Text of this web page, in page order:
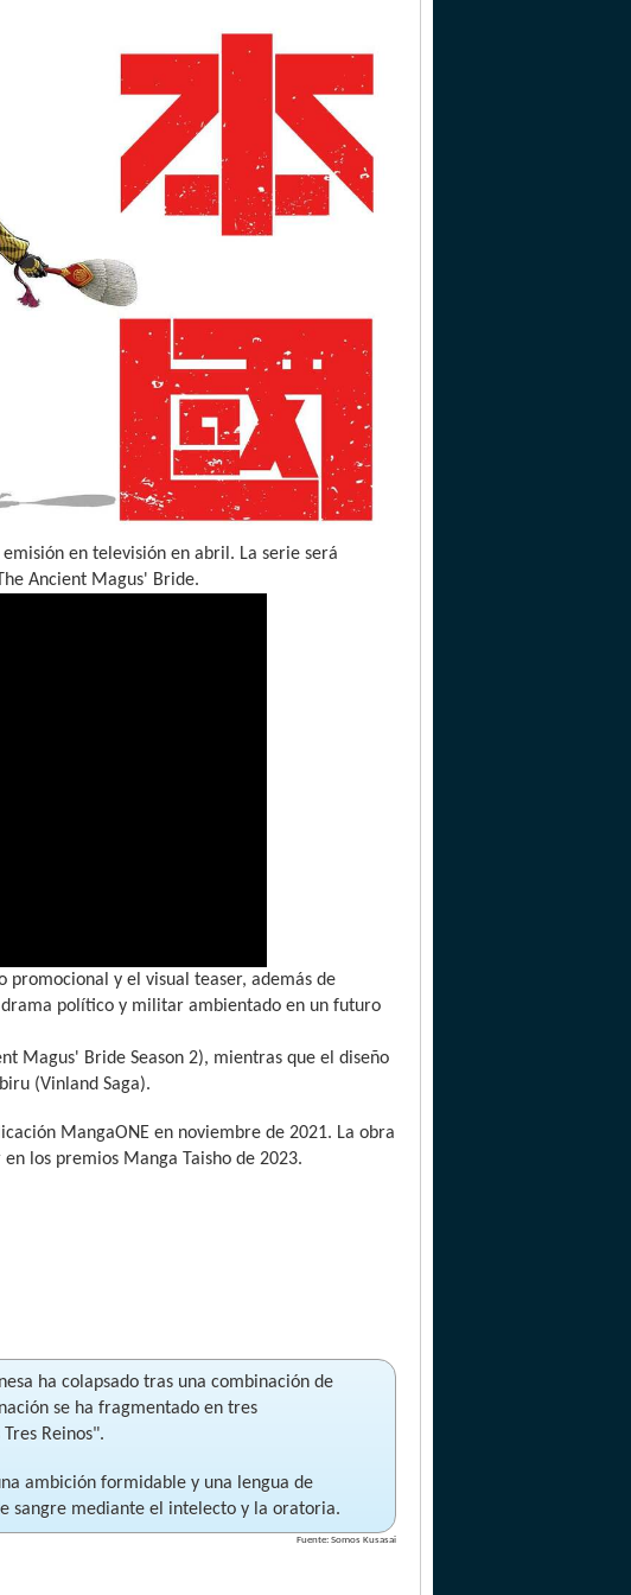
en televisión en abril. La serie será
Ancient Magus' Bride.
y el visual teaser, además de
político y militar ambientado en un futuro
Magus' Bride Season 2), mientras que el diseño
(Vinland Saga).
MangaONE en noviembre de 2021. La obra
los premios Manga Taisho de 2023.
ha colapsado tras una combinación de
se ha fragmentado en tres
Reinos".
ambición formidable y una lengua de
sangre mediante el intelecto y la oratoria.
Fuente: Somos Kusasai